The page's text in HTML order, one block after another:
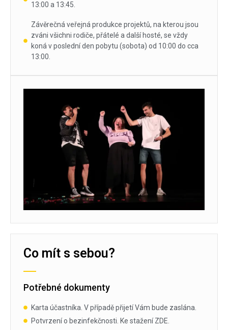
13:00 a 13:45.
Závěrečná veřejná produkce projektů, na kterou jsou
zváni všichni rodiče, přátelé a další hosté, se vždy
koná v poslední den pobytu (sobota) od 10:00 do cca
13:00.
Co mít s sebou?
Potřebné dokumenty
Karta účastníka. V případě přijetí Vám bude zaslána.
Potvrzení o bezinfekčnosti. Ke stažení ZDE.